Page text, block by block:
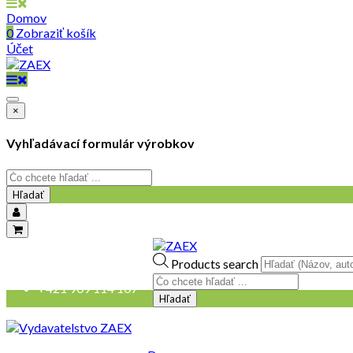
Domov
0Zobraziť košík
Účet
×
Vyhľadávací formulár výrobkov
Hľadať
+421 909 114 107
Products search
Hľadať